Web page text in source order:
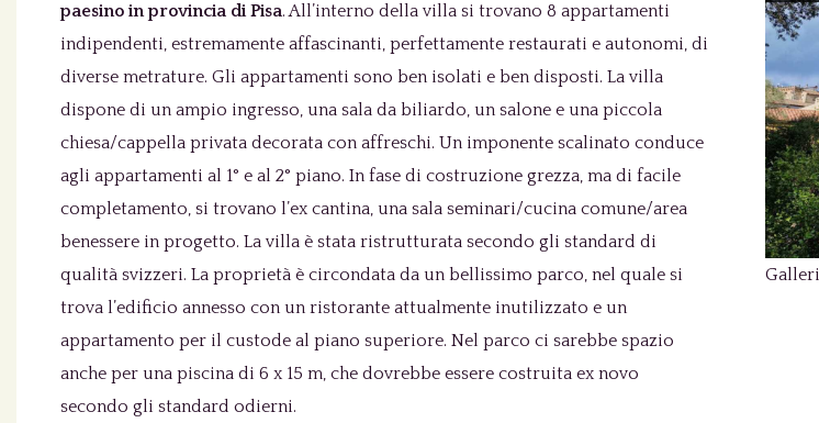
paesino in provincia di Pisa. All’interno della villa si trovano 8 appartamenti
indipendenti, estremamente affascinanti, perfettamente restaurati e autonomi, di
diverse metrature. Gli appartamenti sono ben isolati e ben disposti. La villa
dispone di un ampio ingresso, una sala da biliardo, un salone e una piccola
chiesa/cappella privata decorata con affreschi. Un imponente scalinato conduce
agli appartamenti al 1° e al 2° piano. In fase di costruzione grezza, ma di facile
completamento, si trovano l’ex cantina, una sala seminari/cucina comune/area
benessere in progetto. La villa è stata ristrutturata secondo gli standard di
qualità svizzeri. La proprietà è circondata da un bellissimo parco, nel quale si
trova l’edificio annesso con un ristorante attualmente inutilizzato e un
appartamento per il custode al piano superiore. Nel parco ci sarebbe spazio
anche per una piscina di 6 x 15 m, che dovrebbe essere costruita ex novo
secondo gli standard odierni.